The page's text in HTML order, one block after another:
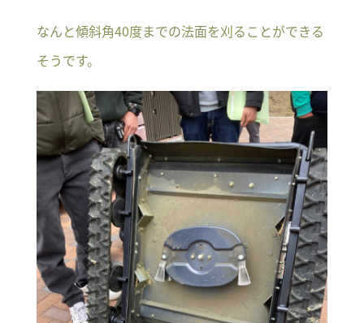
なんと傾斜角40度までの法面を刈ることができる
そうです。